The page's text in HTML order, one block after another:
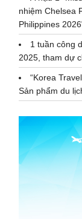
nhiệm Chelsea
Philippines
1 tuần công
2025, tham dự
“Korea
Sản phẩm du